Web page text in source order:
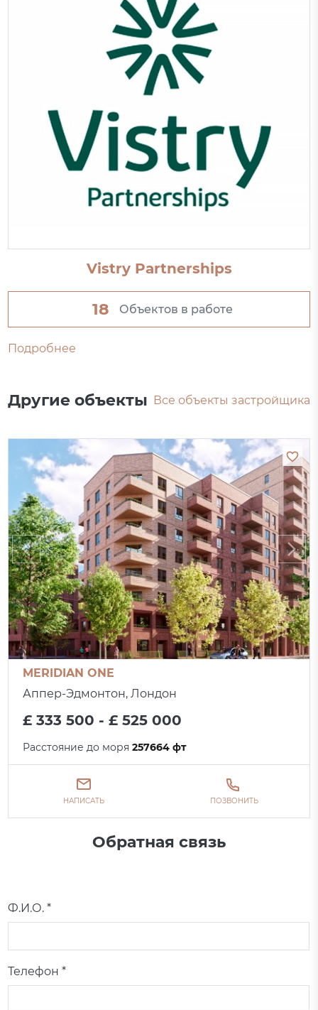
Vistry Partnerships
18 Объектов в работе
Подробнее
Другие объекты Все объекты застройщика
MERIDIAN ONE
Аппер-Эдмонтон, Лондон
£ 333 500 - £ 525 000
Расстояние до моря257664 фт
НАПИСАТЬ ПОЗВОНИТЬ
Обратная связь
Ф.И.О. *
Телефон *